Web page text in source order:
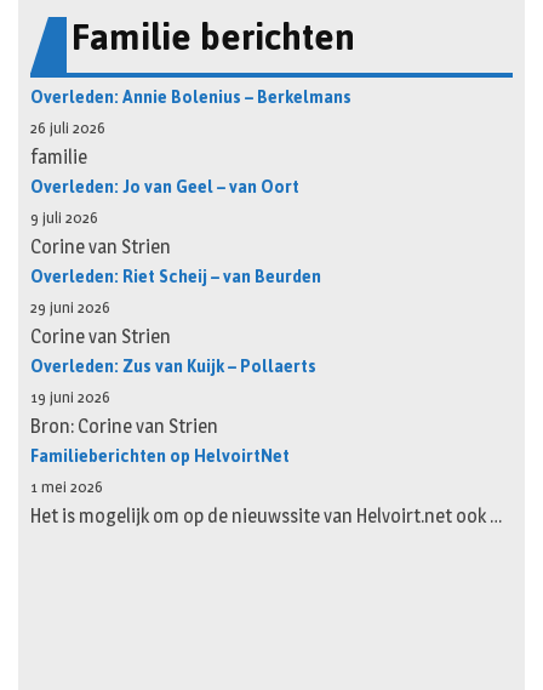
Familie berichten
Overleden: Annie Bolenius – Berkelmans
26 juli 2026
familie
Overleden: Jo van Geel – van Oort
9 juli 2026
Corine van Strien
Overleden: Riet Scheij – van Beurden
29 juni 2026
Corine van Strien
Overleden: Zus van Kuijk – Pollaerts
19 juni 2026
Bron: Corine van Strien
Familieberichten op HelvoirtNet
1 mei 2026
Het is mogelijk om op de nieuwssite van Helvoirt.net ook …